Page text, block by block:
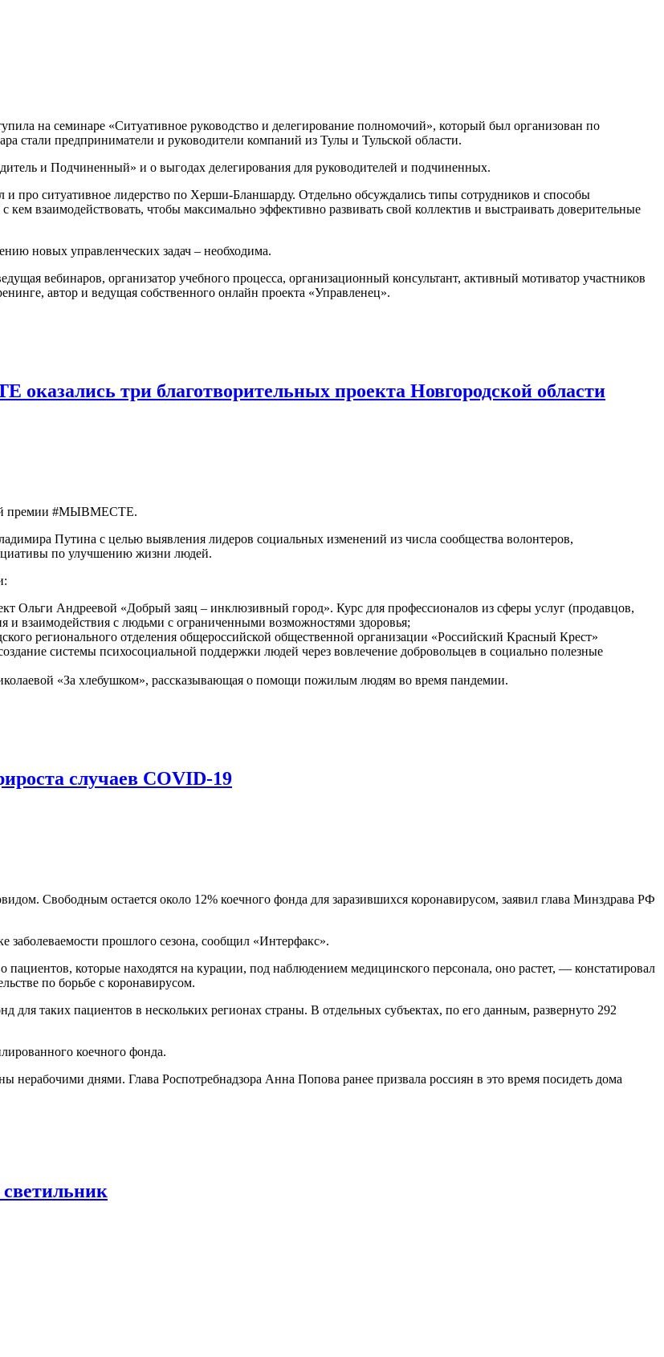
на семинаре «Ситуативное руководство и делегирование полномочий», который был организован по
стали предприниматели и руководители компаний из Тулы и Тульской области.
и Подчиненный» и о выгодах делегирования для руководителей и подчиненных.
про ситуативное лидерство по Херши-Бланшарду. Отдельно обсуждались типы сотрудников и способы
взаимодействовать, чтобы максимально эффективно развивать свой коллектив и выстраивать доверительные
новых управленческих задач – необходима.
вебинаров, организатор учебного процесса, организационный консультант, активный мотиватор участников
автор и ведущая собственного онлайн проекта «Управленец».
три благотворительных проекта Новгородской области
премии #МЫВМЕСТЕ.
Путина с целью выявления лидеров социальных изменений из числа сообщества волонтеров,
по улучшению жизни людей.
Ольги Андреевой «Добрый заяц – инклюзивный город». Курс для профессионалов из сферы услуг (продавцов,
взаимодействия с людьми с ограниченными возможностями здоровья;
регионального отделения общероссийской общественной организации «Российский Красный Крест»
системы психосоциальной поддержки людей через вовлечение добровольцев в социально полезные
«За хлебушком», рассказывающая о помощи пожилым людям во время пандемии.
случаев COVID-19
Свободным остается около 12% коечного фонда для заразившихся коронавирусом, заявил глава Минздрава РФ
прошлого сезона, сообщил «Интерфакс».
которые находятся на курации, под наблюдением медицинского персонала, оно растет, — констатировал
по борьбе с коронавирусом.
для таких пациентов в нескольких регионах страны. В отдельных субъектах, по его данным, развернуто 292
коечного фонда.
нерабочими днями. Глава Роспотребнадзора Анна Попова ранее призвала россиян в это время посидеть дома